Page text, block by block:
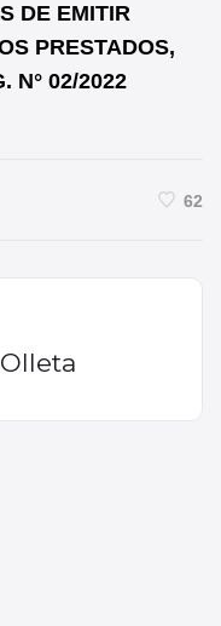
DE EMITIR
PRESTADOS,
N° 02/2022
62